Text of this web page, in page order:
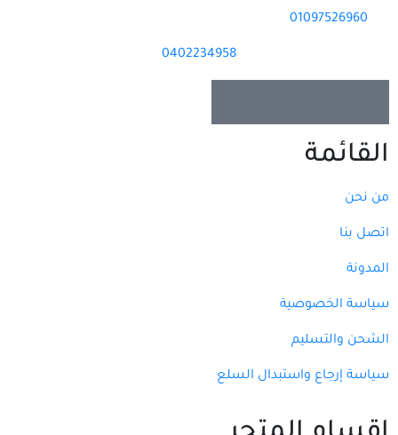
01097526960
0402234958
القائمة
من نحن
اتصل بنا
المدونة
سياسة الخصوصية
الشحن والتسليم
سياسة إرجاع واستبدال السلع